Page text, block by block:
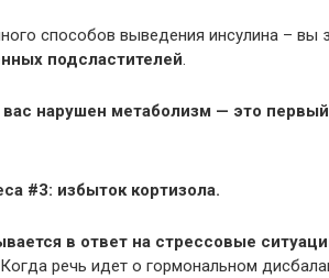
способов выведения инсулина – вы
подсластителей.
вас нарушен метаболизм — это
#3: избыток кортизола.
в ответ на стрессовые
Когда речь идет о гормональном